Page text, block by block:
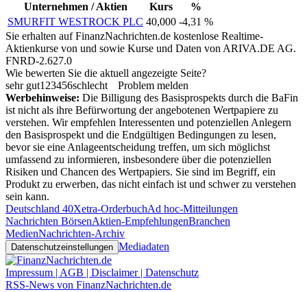
Unternehmen / Aktien Kurs
%
SMURFIT WESTROCK PLC 40,000 -4,31 %
Sie erhalten auf FinanzNachrichten.de kostenlose Realtime-
Aktienkurse von und sowie Kurse und Daten von ARIVA.DE AG.
FNRD-2.627.0
Wie bewerten Sie die aktuell angezeigte Seite?
sehr gut1 23456schlecht
Problem melden
Werbehinweise: Die Billigung des Basisprospekts durch die BaFin
ist nicht als ihre Befürwortung der angebotenen Wertpapiere zu
verstehen. Wir empfehlen Interessenten und potenziellen Anlegern
den Basisprospekt und die Endgültigen Bedingungen zu lesen,
bevor sie eine Anlageentscheidung treffen, um sich möglichst
umfassend zu informieren, insbesondere über die potenziellen
Risiken und Chancen des Wertpapiers. Sie sind im Begriff, ein
Produkt zu erwerben, das nicht einfach ist und schwer zu verstehen
sein kann.
Deutschland 40Xetra-OrderbuchAd hoc-Mitteilungen
Nachrichten BörsenAktien-EmpfehlungenBranchen
MedienNachrichten-Archiv
Datenschutzeinstellungen Mediadaten
Impressum | AGB | Disclaimer | Datenschutz
RSS-News von FinanzNachrichten.de